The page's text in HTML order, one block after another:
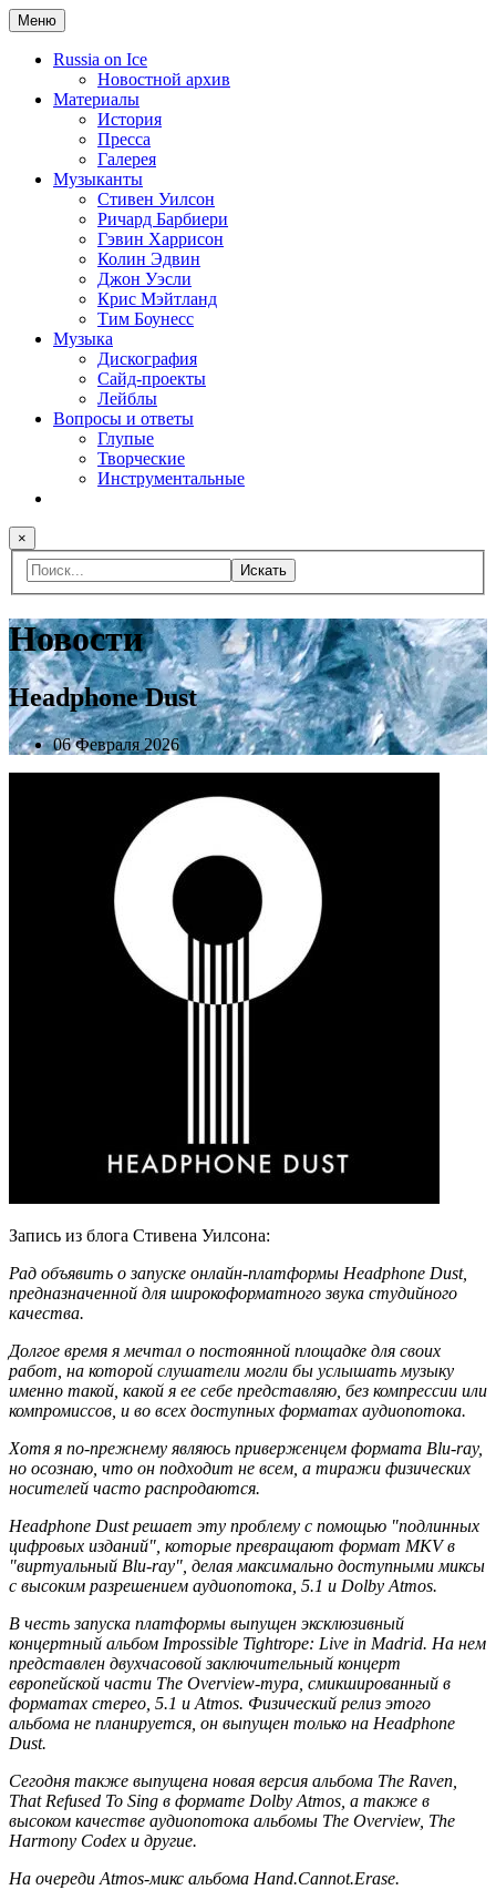
Меню
Russia on Ice
Новостной архив
Материалы
История
Пресса
Галерея
Музыканты
Стивен Уилсон
Ричард Барбиери
Гэвин Харрисон
Колин Эдвин
Джон Уэсли
Крис Мэйтланд
Тим Боунесс
Музыка
Дискография
Сайд-проекты
Лейблы
Вопросы и ответы
Глупые
Творческие
Инструментальные
×
Искать
Новости
Headphone Dust
06 Февраля 2026
Запись из блога Стивена Уилсона:
Рад объявить о запуске онлайн-платформы Headphone Dust,
предназначенной для широкоформатного звука студийного
качества.
Долгое время я мечтал о постоянной площадке для своих
работ, на которой слушатели могли бы услышать музыку
именно такой, какой я ее себе представляю, без компрессии или
компромиссов, и во всех доступных форматах аудиопотока.
Хотя я по-прежнему являюсь приверженцем формата Blu-ray,
но осознаю, что он подходит не всем, а тиражи физических
носителей часто распродаются.
Headphone Dust решает эту проблему с помощью "подлинных
цифровых изданий", которые превращают формат MKV в
"виртуальный Blu-ray", делая максимально доступными миксы
с высоким разрешением аудиопотока, 5.1 и Dolby Atmos.
В честь запуска платформы выпущен эксклюзивный
концертный альбом Impossible Tightrope: Live in Madrid. На нем
представлен двухчасовой заключительный концерт
европейской части The Overview-тура, смикшированный в
форматах стерео, 5.1 и Atmos. Физический релиз этого
альбома не планируется, он выпущен только на Headphone
Dust.
Сегодня также выпущена новая версия альбома The Raven,
That Refused To Sing в формате Dolby Atmos, а также в
высоком качестве аудиопотока альбомы The Overview, The
Harmony Codex и другие.
На очереди Atmos-микс альбома Hand.Cannot.Erase.